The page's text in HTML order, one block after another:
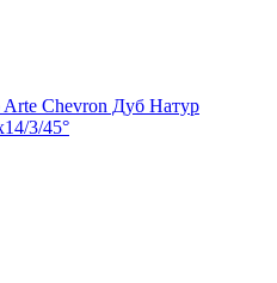
Chevron Дуб Натур
3/45°